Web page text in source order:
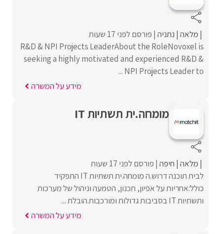
מלאה נתניה פורסם לפני 17 שעות
R&D & NPI Projects LeaderAbout the RoleNovoxel is
seeking a highly motivated and experienced R&D &
NPI Projects Leader to ...
מידע על המשרה
מומחה.ית תשתיות IT
מלאה חיפה פורסם לפני 17 שעות
לבית תוכנה דרוש.ה מומחה.ית תשתיות IT התפקיד
כולל:אחריות על אפיון, תכנון, הטמעה וניהול של מערכות
ותשתיות IT בסביבות גדולות ומורכבות.הובלת ...
מידע על המשרה